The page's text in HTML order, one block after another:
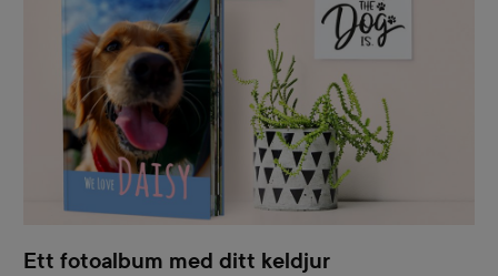
Ett fotoalbum med ditt keldjur